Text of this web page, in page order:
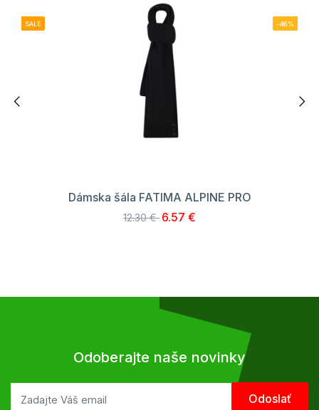
SALE -46%
Dámska šála FATIMA ALPINE PRO
12.30 € 6.57 €
Odoberajte naše novinky